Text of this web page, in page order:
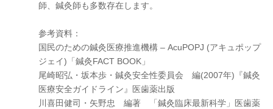
師、鍼灸師も多数存在します。
参考資料：
国民のための鍼灸医療推進機構 – AcuPOPJ (アキュポップ
ジェイ)「鍼灸FACT BOOK」
尾崎昭弘・坂本歩・鍼灸安全性委員会 編(2007年)『鍼灸
医療安全ガイドライン』医歯薬出版
川喜田健司・矢野忠 編著 「鍼灸臨床最新科学」医歯薬